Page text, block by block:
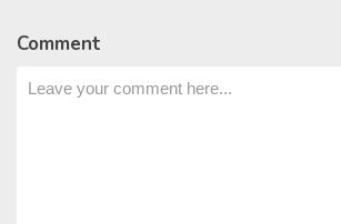
Comment